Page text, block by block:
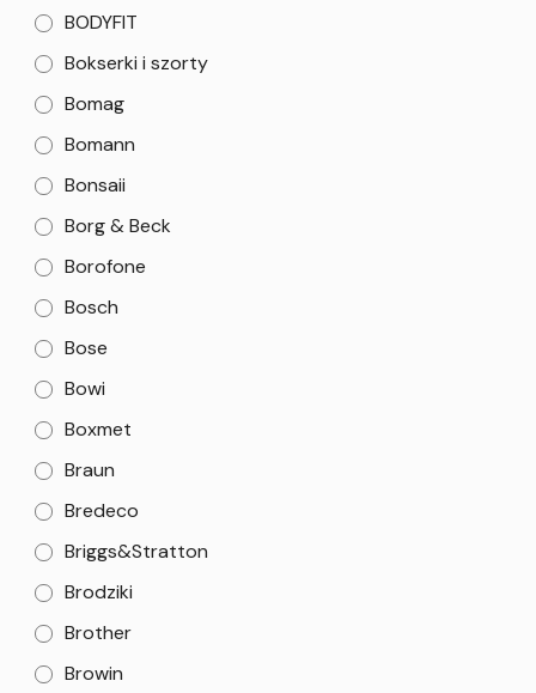
BODYFIT
Bokserki i szorty
Bomag
Bomann
Bonsaii
Borg & Beck
Borofone
Bosch
Bose
Bowi
Boxmet
Braun
Bredeco
Briggs&Stratton
Brodziki
Brother
Browin